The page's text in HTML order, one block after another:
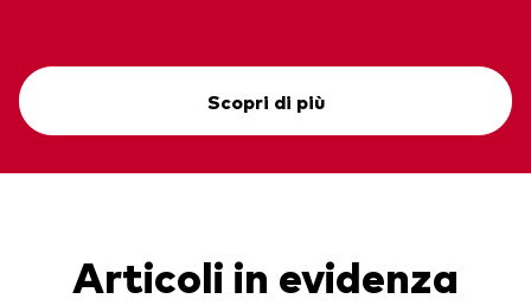
Scopri di più
Articoli in evidenza